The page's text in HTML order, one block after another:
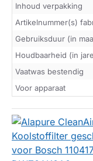
Inhoud verpakking
Artikelnummer(s)
Gebruiksduur (in
Houdbaarheid (in
Vaatwas bestendig
Voor apparaat